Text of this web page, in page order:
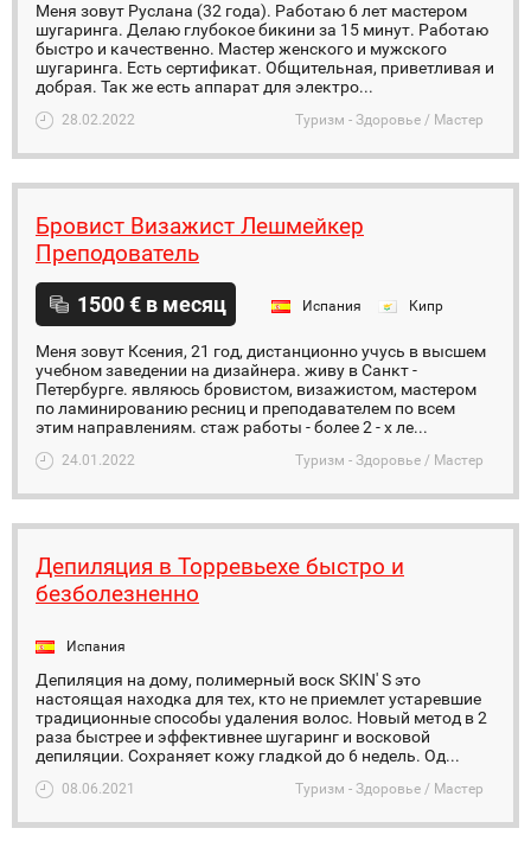
Меня зовут Руслана (32 года). Работаю 6 лет мастером
шугаринга. Делаю глубокое бикини за 15 минут. Работаю
быстро и качественно. Мастер женского и мужского
шугаринга. Есть сертификат. Общительная, приветливая и
добрая. Так же есть аппарат для электро...
28.02.2022 Туризм - Здоровье / Мастер
Бровист Визажист Лешмейкер
Преподователь
1500 € в месяц Испания Кипр
Меня зовут Ксения, 21 год, дистанционно учусь в высшем
учебном заведении на дизайнера. живу в Санкт -
Петербурге. являюсь бровистом, визажистом, мастером
по ламинированию ресниц и преподавателем по всем
этим направлениям. стаж работы - более 2 - х ле...
24.01.2022 Туризм - Здоровье / Мастер
Депиляция в Торревьехе быстро и
безболезненно
Испания
Депиляция на дому, полимерный воск SKIN' S это
настоящая находка для тех, кто не приемлет устаревшие
традиционные способы удаления волос. Новый метод в 2
раза быстрее и эффективнее шугаринг и восковой
депиляции. Сохраняет кожу гладкой до 6 недель. Од...
08.06.2021 Туризм - Здоровье / Мастер